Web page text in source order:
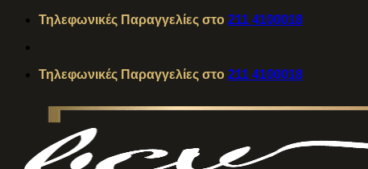
Μετάβαση
περιεχόμενο
Τηλεφωνικές Παραγγελίες στο 211 4100018
Τηλεφωνικές Παραγγελίες στο 211 4100018